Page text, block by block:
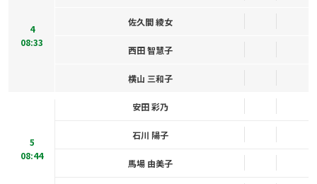
4
08:33
佐久間 綾女
西田 智慧子
横山 三和子
5
08:44
安田 彩乃
石川 陽子
馬場 由美子